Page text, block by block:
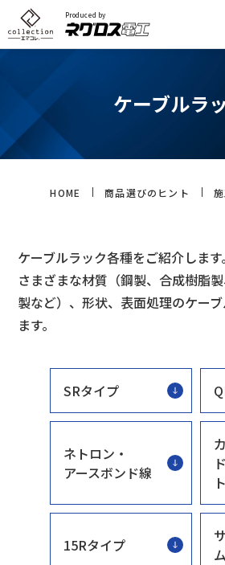
Produced by
ケーブルラ
HOME 商品選びのヒント
ケーブルラック各種をご紹介しま
さまざまな材質（鋼製、合成樹脂
製など）、形状、表面処理のケー
ます。
SRタイプ
ネトロン・
アースボンド線
ト
15Rタイプ
ム